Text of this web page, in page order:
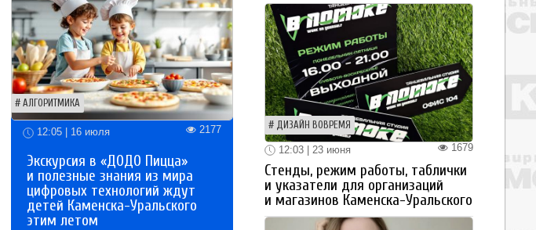
АЛГОРИТМИКА
12:05 | 16 июля 2177
Экскурсия в «ДОДО Пицца»
и полезные знания из мира
цифровых технологий ждут
детей Каменска-Уральского
этим летом
ДИЗАЙН ВОВРЕМЯ
1679
12:03 | 23 июня
Стенды, режим работы, таблички
и указатели для организаций
и магазинов Каменска-Уральского